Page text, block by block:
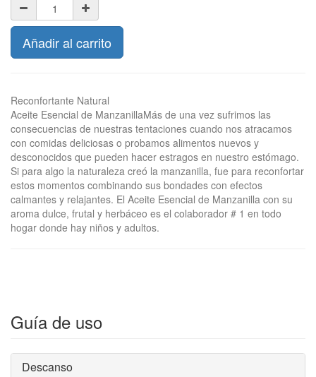
Añadir al carrito
Reconfortante Natural
Aceite Esencial de ManzanillaMás de una vez sufrimos las
consecuencias de nuestras tentaciones cuando nos atracamos
con comidas deliciosas o probamos alimentos nuevos y
desconocidos que pueden hacer estragos en nuestro estómago.
Si para algo la naturaleza creó la manzanilla, fue para reconfortar
estos momentos combinando sus bondades con efectos
calmantes y relajantes. El Aceite Esencial de Manzanilla con su
aroma dulce, frutal y herbáceo es el colaborador # 1 en todo
hogar donde hay niños y adultos.
Guía de uso
Descanso